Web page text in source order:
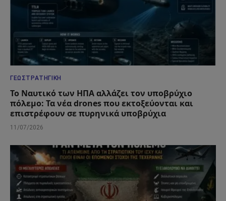
ΓΕΩΣΤΡΑΤΗΓΙΚΉ
Το Ναυτικό των ΗΠΑ αλλάζει τον υποβρύχιο
πόλεμο: Τα νέα drones που εκτοξεύονται και
επιστρέφουν σε πυρηνικά υποβρύχια
11/07/2026